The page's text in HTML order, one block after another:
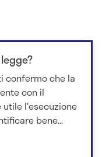
confermo che la
con il
l'esecuzione
bene...